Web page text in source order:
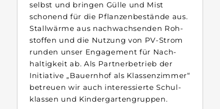
selbst und bringen Gülle und Mist
schonend für die Pflanzen­bestände aus.
Stall­wärme aus nach­wachsenden Roh­
stoffen und die Nutzung von PV-Strom
runden unser Engagement für Nach­
haltigkeit ab. Als Partner­betrieb der
Initiative „Bauern­hof als Klassen­zimmer“
betreuen wir auch interessierte Schul­
klassen und Kindergarten­gruppen.